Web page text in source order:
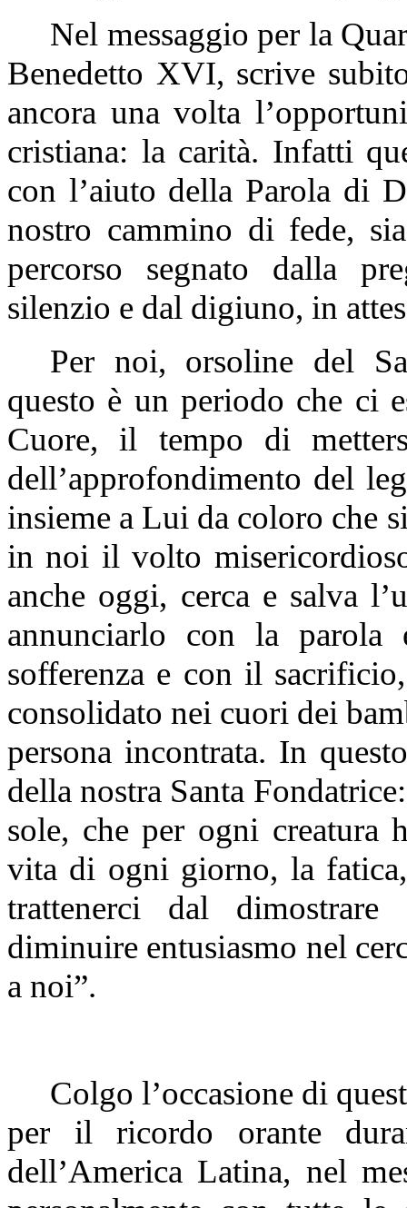
Nel messaggio per la
Benedetto XVI, scrive
ancora una volta
cristiana: la carità. Infatti
con l’aiuto della Parola di
nostro cammino di fede,
percorso segnato dalla
silenzio e dal digiuno, in
Per noi, orsoline del
questo è un periodo che ci
Cuore, il tempo di
dell’approfondimento del
insieme a Lui da coloro che
in noi il volto
anche oggi, cerca e salva
annunciarlo con la
sofferenza e con il
consolidato nei cuori dei
persona incontrata. In
della nostra Santa
sole, che per ogni creatura
vita di ogni giorno, la
trattenerci dal
diminuire entusiasmo nel
a noi”.
Colgo l’occasione di
per il ricordo orante
dell’America Latina, nel